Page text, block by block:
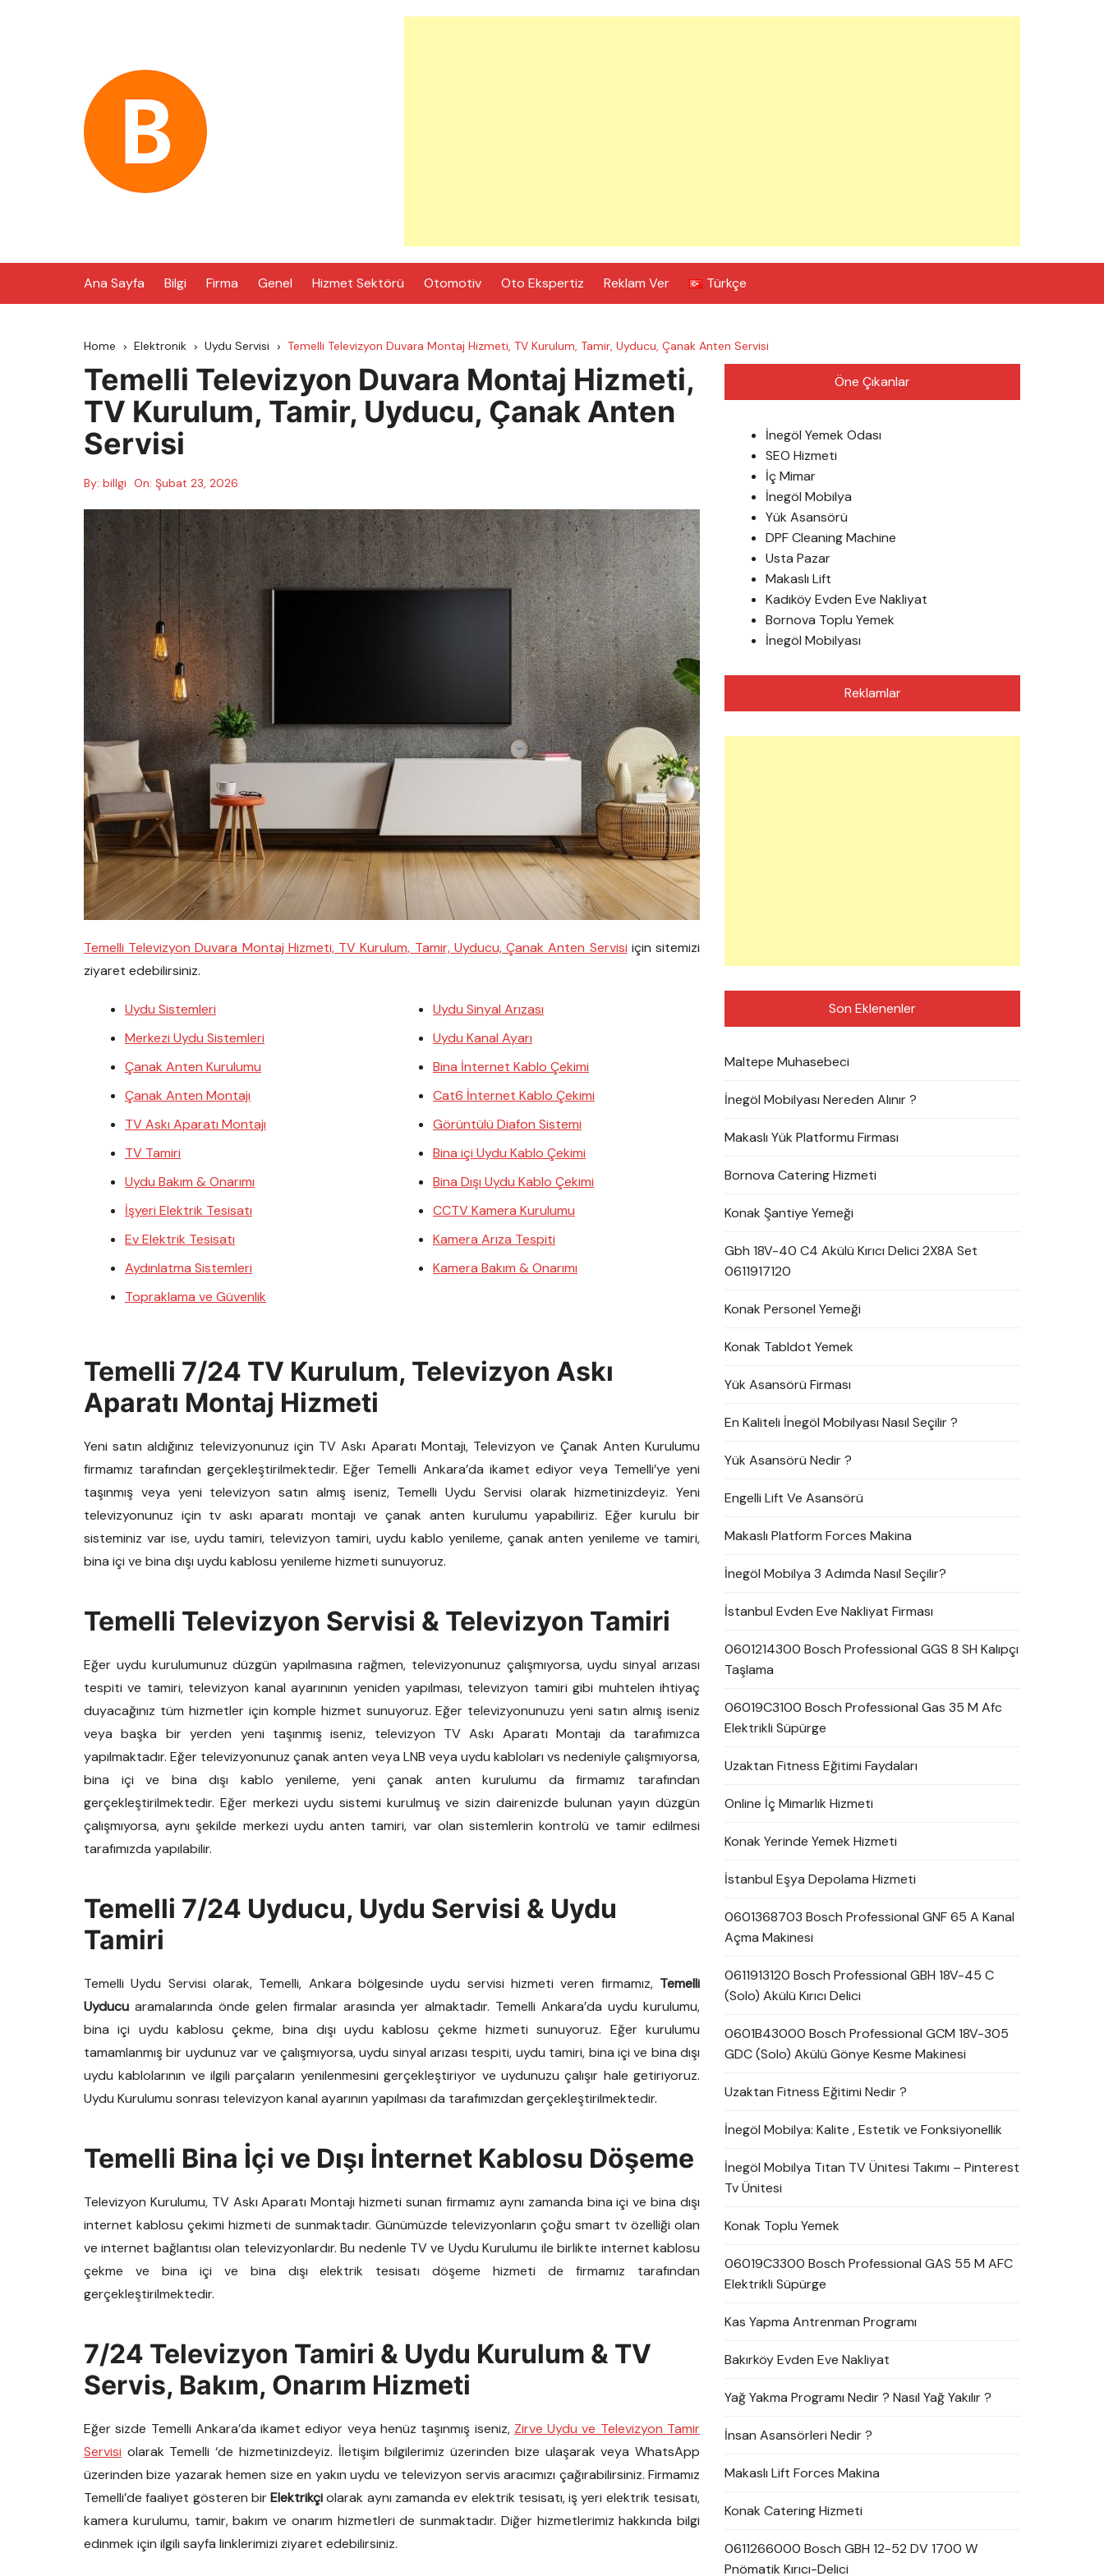
Ana Sayfa Bilgi Firma Genel Hizmet Sektörü Otomotiv Oto Ekspertiz Reklam Ver Türkçe
Home Elektronik Uydu Servisi Temelli Televizyon Duvara Montaj Hizmeti, TV Kurulum, Tamir, Uyducu, Çanak Anten Servisi
Temelli Televizyon Duvara Montaj Hizmeti,
TV Kurulum, Tamir, Uyducu, Çanak Anten
Servisi
By: billgi On: Şubat 23, 2026
Temelli Televizyon Duvara Montaj Hizmeti, TV Kurulum, Tamir, Uyducu, Çanak Anten Servisi için sitemizi
ziyaret edebilirsiniz.
Uydu Sistemleri
Merkezi Uydu Sistemleri
Çanak Anten Kurulumu
Çanak Anten Montajı
TV Askı Aparatı Montajı
TV Tamiri
Uydu Bakım & Onarımı
İşyeri Elektrik Tesisatı
Ev Elektrik Tesisatı
Aydınlatma Sistemleri
Topraklama ve Güvenlik
Uydu Sinyal Arızası
Uydu Kanal Ayarı
Bina İnternet Kablo Çekimi
Cat6 İnternet Kablo Çekimi
Görüntülü Diafon Sistemi
Bina içi Uydu Kablo Çekimi
Bina Dışı Uydu Kablo Çekimi
CCTV Kamera Kurulumu
Kamera Arıza Tespiti
Kamera Bakım & Onarımı
Temelli 7/24 TV Kurulum, Televizyon Askı
Aparatı Montaj Hizmeti
Yeni satın aldığınız televizyonunuz için TV Askı Aparatı Montajı, Televizyon ve Çanak Anten Kurulumu
firmamız tarafından gerçekleştirilmektedir. Eğer Temelli Ankara’da ikamet ediyor veya Temelli’ye yeni
taşınmış veya yeni televizyon satın almış iseniz, Temelli Uydu Servisi olarak hizmetinizdeyiz. Yeni
televizyonunuz için tv askı aparatı montajı ve çanak anten kurulumu yapabiliriz. Eğer kurulu bir
sisteminiz var ise, uydu tamiri, televizyon tamiri, uydu kablo yenileme, çanak anten yenileme ve tamiri,
bina içi ve bina dışı uydu kablosu yenileme hizmeti sunuyoruz.
Temelli Televizyon Servisi & Televizyon Tamiri
Eğer uydu kurulumunuz düzgün yapılmasına rağmen, televizyonunuz çalışmıyorsa, uydu sinyal arızası
tespiti ve tamiri, televizyon kanal ayarınının yeniden yapılması, televizyon tamiri gibi muhtelen ihtiyaç
duyacağınız tüm hizmetler için komple hizmet sunuyoruz. Eğer televizyonunuzu yeni satın almış iseniz
veya başka bir yerden yeni taşınmış iseniz, televizyon TV Askı Aparatı Montajı da tarafımızca
yapılmaktadır. Eğer televizyonunuz çanak anten veya LNB veya uydu kabloları vs nedeniyle çalışmıyorsa,
bina içi ve bina dışı kablo yenileme, yeni çanak anten kurulumu da firmamız tarafından
gerçekleştirilmektedir. Eğer merkezi uydu sistemi kurulmuş ve sizin dairenizde bulunan yayın düzgün
çalışmıyorsa, aynı şekilde merkezi uydu anten tamiri, var olan sistemlerin kontrolü ve tamir edilmesi
tarafımızda yapılabilir.
Temelli 7/24 Uyducu, Uydu Servisi & Uydu
Tamiri
Temelli Uydu Servisi olarak, Temelli, Ankara bölgesinde uydu servisi hizmeti veren firmamız, Temelli
Uyducu aramalarında önde gelen firmalar arasında yer almaktadır. Temelli Ankara’da uydu kurulumu,
bina içi uydu kablosu çekme, bina dışı uydu kablosu çekme hizmeti sunuyoruz. Eğer kurulumu
tamamlanmış bir uydunuz var ve çalışmıyorsa, uydu sinyal arızası tespiti, uydu tamiri, bina içi ve bina dışı
uydu kablolarının ve ilgili parçaların yenilenmesini gerçekleştiriyor ve uydunuzu çalışır hale getiriyoruz.
Uydu Kurulumu sonrası televizyon kanal ayarının yapılması da tarafımızdan gerçekleştirilmektedir.
Temelli Bina İçi ve Dışı İnternet Kablosu Döşeme
Televizyon Kurulumu, TV Askı Aparatı Montajı hizmeti sunan firmamız aynı zamanda bina içi ve bina dışı
internet kablosu çekimi hizmeti de sunmaktadır. Günümüzde televizyonların çoğu smart tv özelliği olan
ve internet bağlantısı olan televizyonlardır. Bu nedenle TV ve Uydu Kurulumu ile birlikte internet kablosu
çekme ve bina içi ve bina dışı elektrik tesisatı döşeme hizmeti de firmamız tarafından
gerçekleştirilmektedir.
7/24 Televizyon Tamiri & Uydu Kurulum & TV
Servis, Bakım, Onarım Hizmeti
Eğer sizde Temelli Ankara’da ikamet ediyor veya henüz taşınmış iseniz, Zirve Uydu ve Televizyon Tamir
Servisi olarak Temelli ‘de hizmetinizdeyiz. İletişim bilgilerimiz üzerinden bize ulaşarak veya WhatsApp
üzerinden bize yazarak hemen size en yakın uydu ve televizyon servis aracımızı çağırabilirsiniz. Firmamız
Temelli’de faaliyet gösteren birElektrikçiolarak aynı zamanda ev elektrik tesisatı, iş yeri elektrik tesisatı,
kamera kurulumu, tamir, bakım ve onarım hizmetleri de sunmaktadır. Diğer hizmetlerimiz hakkında bilgi
edinmek için ilgili sayfa linklerimizi ziyaret edebilirsiniz.
Öne Çıkanlar
İnegöl Yemek Odası
SEO Hizmeti
İç Mimar
İnegöl Mobilya
Yük Asansörü
DPF Cleaning Machine
Usta Pazar
Makaslı Lift
Kadıköy Evden Eve Nakliyat
Bornova Toplu Yemek
İnegöl Mobilyası
Reklamlar
Son Eklenenler
Maltepe Muhasebeci
İnegöl Mobilyası Nereden Alınır ?
Makaslı Yük Platformu Firması
Bornova Catering Hizmeti
Konak Şantiye Yemeği
Gbh 18V-40 C4 Akülü Kırıcı Delici 2X8A Set
0611917120
Konak Personel Yemeği
Konak Tabldot Yemek
Yük Asansörü Firması
En Kaliteli İnegöl Mobilyası Nasıl Seçilir ?
Yük Asansörü Nedir ?
Engelli Lift Ve Asansörü
Makaslı Platform Forces Makina
İnegöl Mobilya 3 Adımda Nasıl Seçilir?
İstanbul Evden Eve Nakliyat Firması
0601214300 Bosch Professional GGS 8 SH Kalıpçı
Taşlama
06019C3100 Bosch Professional Gas 35 M Afc
Elektrikli Süpürge
Uzaktan Fitness Eğitimi Faydaları
Online İç Mimarlık Hizmeti
Konak Yerinde Yemek Hizmeti
İstanbul Eşya Depolama Hizmeti
0601368703 Bosch Professional GNF 65 A Kanal
Açma Makinesi
0611913120 Bosch Professional GBH 18V-45 C
(Solo) Akülü Kırıcı Delici
0601B43000 Bosch Professional GCM 18V-305
GDC (Solo) Akülü Gönye Kesme Makinesi
Uzaktan Fitness Eğitimi Nedir ?
İnegöl Mobilya: Kalite , Estetik ve Fonksiyonellik
İnegöl Mobilya Titan TV Ünitesi Takımı – Pinterest
Tv Ünitesi
Konak Toplu Yemek
06019C3300 Bosch Professional GAS 55 M AFC
Elektrikli Süpürge
Kas Yapma Antrenman Programı
Bakırköy Evden Eve Nakliyat
Yağ Yakma Programı Nedir ? Nasıl Yağ Yakılır ?
İnsan Asansörleri Nedir ?
Makaslı Lift Forces Makina
Konak Catering Hizmeti
0611266000 Bosch GBH 12-52 DV 1700 W
Pnömatik Kırıcı-Delici